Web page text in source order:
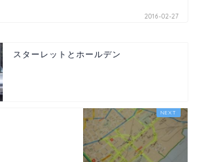
2016-02-27
スターレットとホールデン